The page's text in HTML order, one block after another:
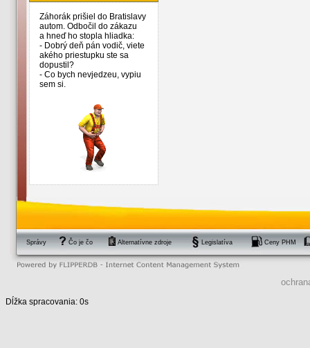
Záhorák prišiel do Bratislavy
autom. Odbočil do zákazu
a hneď ho stopla hliadka:
- Dobrý deň pán vodič, viete
akého priestupku ste sa
dopustil?
- Co bych nevjedzeu, vypiu
sem si.
Správy Čo je čo Alternatívne zdroje Legislatíva Ceny PHM
Dĺžka spracovania: 0s